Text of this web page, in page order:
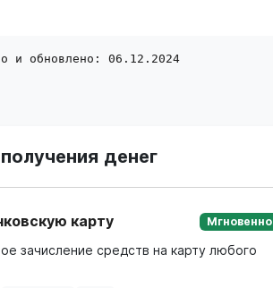
и обновлено: 06.12.2024
денег
карту Мгновенно
зачисление средств на карту любого